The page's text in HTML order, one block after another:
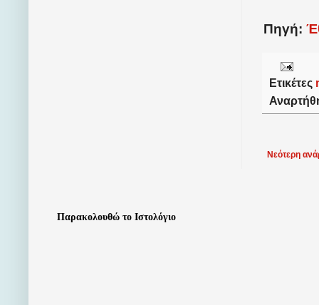
Πηγή:
Ετικέτες
Νεότερη
Παρακολουθώ το Ιστολόγιο